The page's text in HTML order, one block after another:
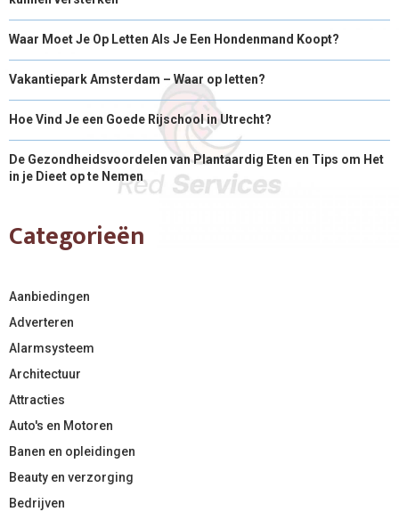
Waar Moet Je Op Letten Als Je Een Hondenmand Koopt?
Vakantiepark Amsterdam – Waar op letten?
Hoe Vind Je een Goede Rijschool in Utrecht?
De Gezondheidsvoordelen van Plantaardig Eten en Tips om Het
in je Dieet op te Nemen
Categorieën
Aanbiedingen
Adverteren
Alarmsysteem
Architectuur
Attracties
Auto's en Motoren
Banen en opleidingen
Beauty en verzorging
Bedrijven